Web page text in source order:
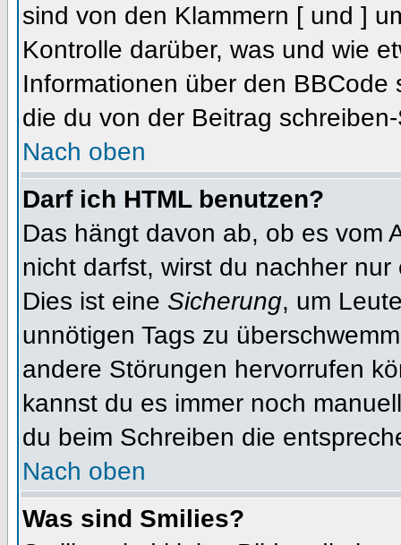
sind von den Klammern [ und ]
Kontrolle darüber, was und wie
Informationen über den
die du von der Beitrag
Nach oben
Darf ich HTML benutzen?
Das hängt davon ab, ob es vom
nicht darfst, wirst du nachher
Dies ist eine Sicherung, um
unnötigen Tags zu
andere Störungen hervorrufen
kannst du es immer noch
du beim Schreiben die
Nach oben
Was sind Smilies?